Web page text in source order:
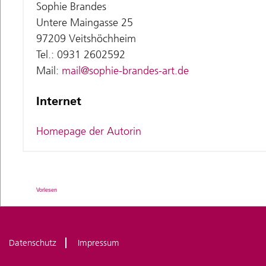
Sophie Brandes
Untere Maingasse 25
97209 Veitshöchheim
Tel.: 0931 2602592
Mail: mail@sophie-brandes-art.de
Internet
Homepage der Autorin
Vorlesen
Datenschutz Impressum